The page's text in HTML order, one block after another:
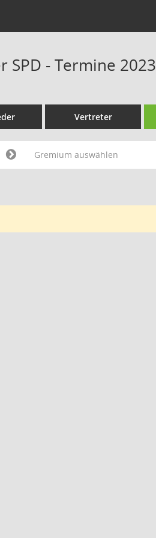
SPD - Termine 2023
Vertreter
Gremium auswählen